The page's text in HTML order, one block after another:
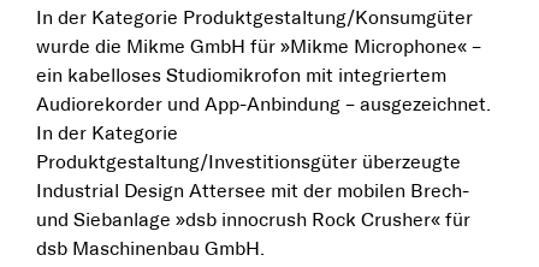
In der Kategorie Produktgestaltung/Konsumgüter
wurde die Mikme GmbH für »Mikme Microphone« –
ein kabelloses Studiomikrofon mit integriertem
Audiorekorder und App-Anbindung – ausgezeichnet.
In der Kategorie
Produktgestaltung/Investitionsgüter überzeugte
Industrial Design Attersee mit der mobilen Brech-
und Siebanlage »dsb innocrush Rock Crusher« für
dsb Maschinenbau GmbH.